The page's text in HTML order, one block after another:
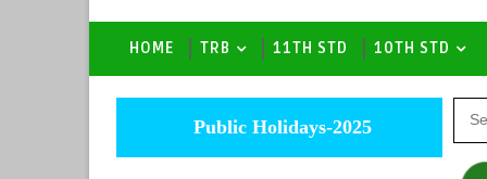
HOME TRB 11TH STD 10TH STD
Public Holidays-2025